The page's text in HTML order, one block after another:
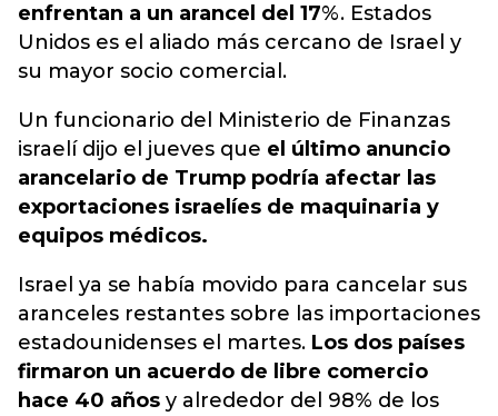
enfrentan a un arancel del 17%. Estados
Unidos es el aliado más cercano de Israel y
su mayor socio comercial.
Un funcionario del Ministerio de Finanzas
israelí dijo el jueves que el último anuncio
arancelario de Trump podría afectar las
exportaciones israelíes de maquinaria y
equipos médicos.
Israel ya se había movido para cancelar sus
aranceles restantes sobre las importaciones
estadounidenses el martes. Los dos países
firmaron un acuerdo de libre comercio
hace 40 años y alrededor del 98% de los